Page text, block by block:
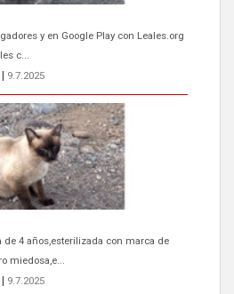
y en Google Play con Leales.org
c...
9.7.2025
de 4 años,esterilizada con marca de
miedosa,e...
9.7.2025